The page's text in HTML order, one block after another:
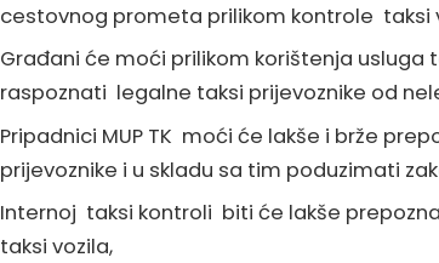
cestovnog prometa prilikom kontrole taksi
Građani će moći prilikom korištenja usluga
raspoznati legalne taksi prijevoznike od
Pripadnici MUP TK moći će lakše i brže
prijevoznike i u skladu sa tim poduzimati
Internoj taksi kontroli biti će lakše
taksi vozila,